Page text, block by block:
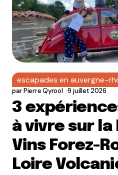
escapades en auvergne-
parPierre Qyrool 9 juillet 2026
3
à vivre sur la
Vins Forez-
Loire